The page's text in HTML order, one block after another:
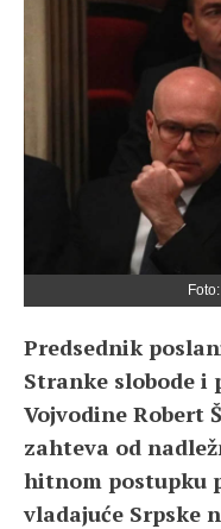
Predsednik
Stranke slobode i
Vojvodine Robert
zahteva od
hitnom postupku
vladajuće Srpske